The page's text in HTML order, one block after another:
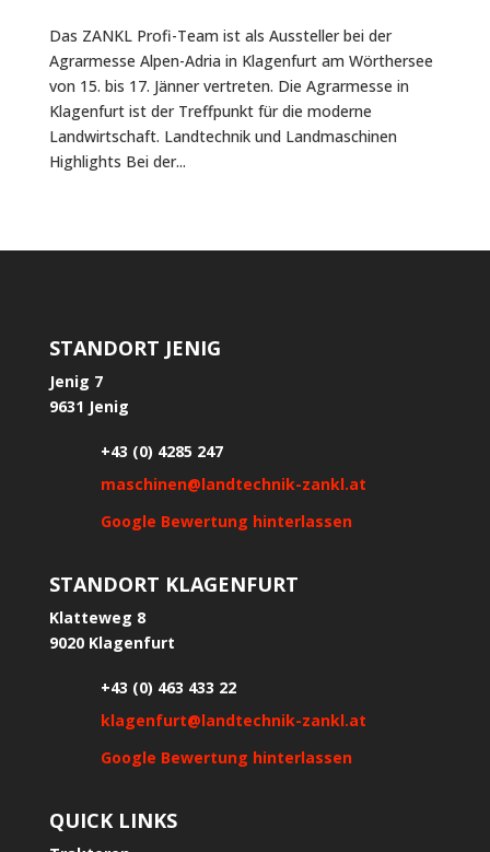
Das ZANKL Profi-Team ist als Aussteller bei der
Agrarmesse Alpen-Adria in Klagenfurt am Wörthersee
von 15. bis 17. Jänner vertreten. Die Agrarmesse in
Klagenfurt ist der Treffpunkt für die moderne
Landwirtschaft. Landtechnik und Landmaschinen
Highlights Bei der...
STANDORT JENIG
Jenig 7
9631 Jenig
+43 (0) 4285 247
maschinen@landtechnik-zankl.at
Google Bewertung hinterlassen
STANDORT KLAGENFURT
Klatteweg 8
9020 Klagenfurt
+43 (0) 463 433 22
klagenfurt@landtechnik-zankl.at
Google Bewertung hinterlassen
QUICK LINKS